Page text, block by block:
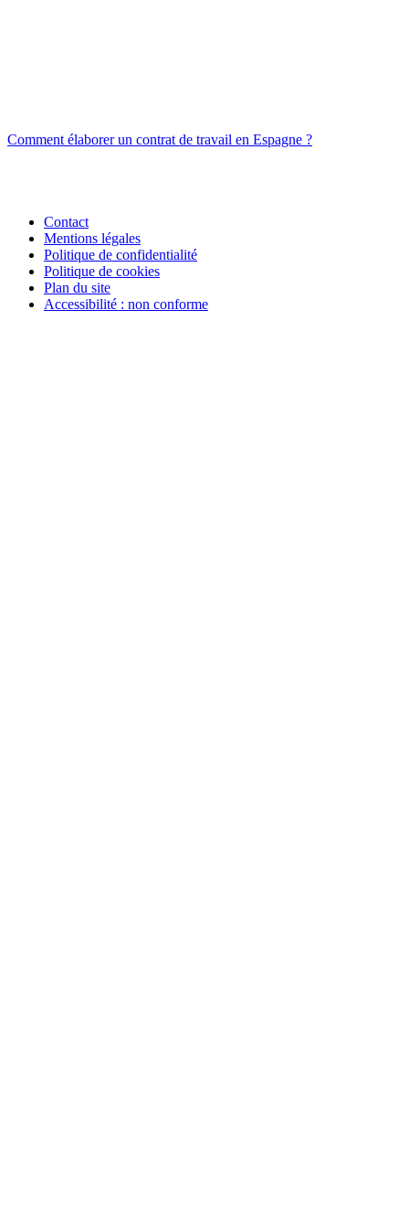
Comment élaborer un contrat de travail en Espagne ?
Contact
Mentions légales
Politique de confidentialité
Politique de cookies
Plan du site
Accessibilité : non conforme